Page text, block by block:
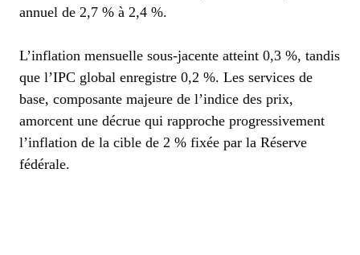
annuel de 2,7 % à 2,4 %.
L’inflation mensuelle sous-jacente atteint 0,3 %, tandis
que l’IPC global enregistre 0,2 %. Les services de
base, composante majeure de l’indice des prix,
amorcent une décrue qui rapproche progressivement
l’inflation de la cible de 2 % fixée par la Réserve
fédérale.